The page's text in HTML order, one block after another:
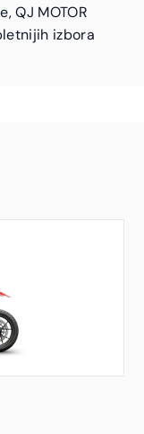
QJ MOTOR
izbora